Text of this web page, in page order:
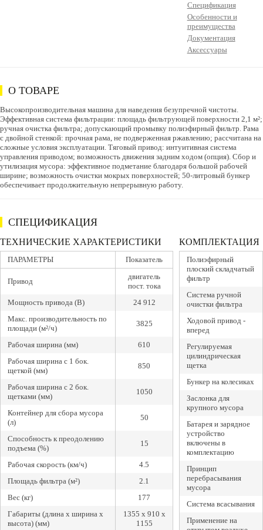
Спецификация
Особенности и
преимущества
Документация
Аксессуары
О ТОВАРЕ
Высокопроизводительная машина для наведения безупречной чистоты.
Эффективная система фильтрации: площадь фильтрующей поверхности 2,1 м²;
ручная очистка фильтра; допускающий промывку полиэфирный фильтр. Рама
с двойной стенкой: прочная рама, не подверженная ржавлению; рассчитана на
сложные условия эксплуатации. Тяговый привод: интуитивная система
управления приводом; возможность движения задним ходом (опция). Сбор и
утилизация мусора: эффективное подметание благодаря большой рабочей
ширине; возможность очистки мокрых поверхностей; 50-литровый бункер
обеспечивает продолжительную непрерывную работу.
СПЕЦИФИКАЦИЯ
ТЕХНИЧЕСКИЕ ХАРАКТЕРИСТИКИ
ПАРАМЕТРЫ Показатель
Привод
двигатель
пост. тока
Мощность привода (В)
24 912
Макс. производительность по
площади (м²/ч)
3825
Рабочая ширина (мм)
610
Рабочая ширина с 1 бок.
щеткой (мм)
850
Рабочая ширина с 2 бок.
щетками (мм)
1050
Контейнер для сбора мусора
(л)
50
Способность к преодолению
подъема (%)
15
Рабочая скорость (км/ч)
4.5
Площадь фильтра (м²)
2.1
Вес (кг)
177
Габариты (длина х ширина х
высота) (мм)
1355 x 910 x
1155
КОМПЛЕКТАЦИЯ
Полиэфирный
плоский складчатый
фильтр
Система ручной
очистки фильтра
Ходовой привод -
вперед
Регулируемая
цилиндрическая
щетка
Бункер на колесиках
Заслонка для
крупного мусора
Батарея и зарядное
устройство
включены в
комплектацию
Принцип
перебрасывания
мусора
Система всасывания
Применение на